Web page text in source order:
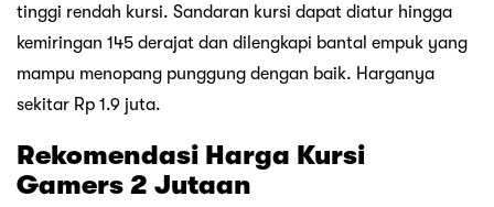
tinggi rendah kursi. Sandaran kursi dapat diatur hingga
kemiringan 145 derajat dan dilengkapi bantal empuk yang
mampu menopang punggung dengan baik. Harganya
sekitar Rp 1.9 juta.
Rekomendasi Harga Kursi
Gamers 2 Jutaan